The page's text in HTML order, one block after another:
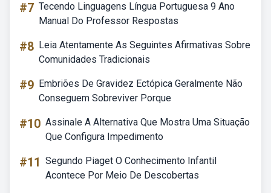
#7 Tecendo Linguagens Língua Portuguesa 9 Ano
Manual Do Professor Respostas
#8 Leia Atentamente As Seguintes Afirmativas Sobre
Comunidades Tradicionais
#9 Embriões De Gravidez Ectópica Geralmente Não
Conseguem Sobreviver Porque
#10 Assinale A Alternativa Que Mostra Uma Situação
Que Configura Impedimento
#11 Segundo Piaget O Conhecimento Infantil
Acontece Por Meio De Descobertas